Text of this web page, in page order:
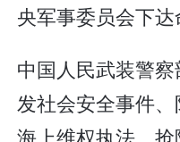
央军事委员会下达
中国人民武装警
发社会安全事件、